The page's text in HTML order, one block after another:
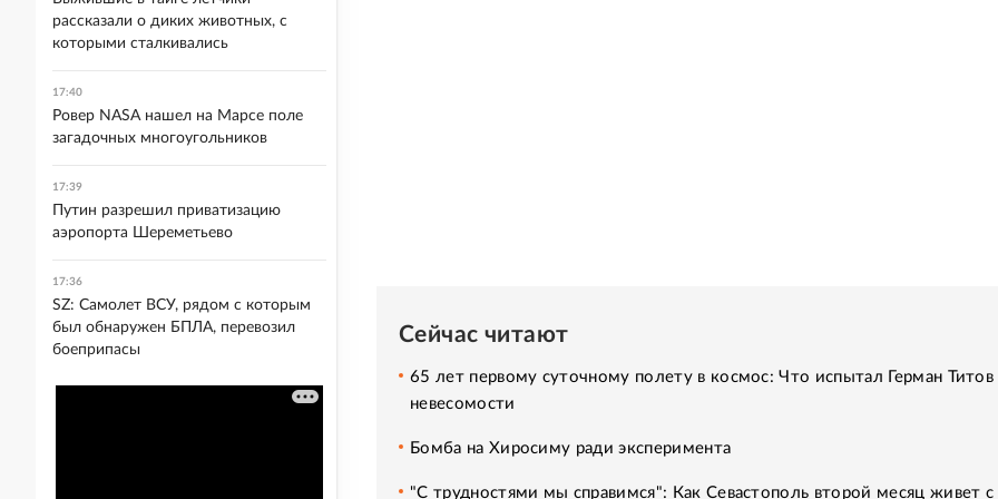
Сейчас читают
65 лет первому суточному полету в космос: Что испытал Герман Титов
невесомости
Бомба на Хиросиму ради эксперимента
"С трудностями мы справимся": Как Севастополь второй месяц живет с
рассказали о диких животных, с
которыми сталкивались
17:40
Ровер NASA нашел на Марсе поле
загадочных многоугольников
17:39
Путин разрешил приватизацию
аэропорта Шереметьево
17:36
SZ: Самолет ВСУ, рядом с которым
был обнаружен БПЛА, перевозил
боеприпасы